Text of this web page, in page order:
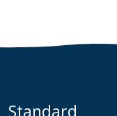
Standard